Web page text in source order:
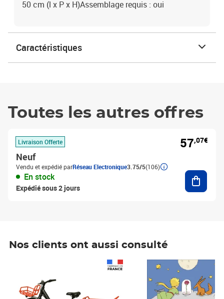
50 cm (l x P x H)Assemblage requis : oui
Caractéristiques
Toutes les autres offres
Livraison Offerte
Neuf
Vendu et expédié parRéseau Electronique3.75/5(106)
En stock
Expédié sous 2 jours
57,07€
Nos clients ont aussi consulté
Prix 7,50€